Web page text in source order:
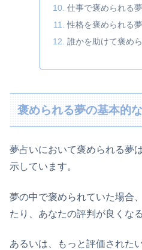
仕事で褒められる夢
性格を褒められる夢
誰かを助けて褒め
褒められる夢の基本的
夢占いにおいて褒められる夢
示しています。
夢の中で褒められていた場合
たり、あなたの評判が良くな
あるいは、もっと評価された